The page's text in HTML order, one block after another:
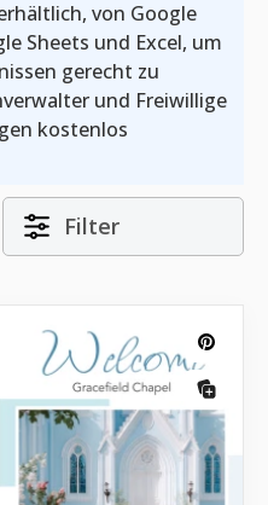
von Google
Sheets und Excel, um
gerecht zu
und Freiwillige
kostenlos
Filter